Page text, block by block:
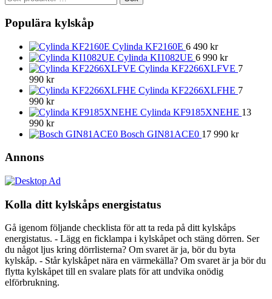
efter:
Populära kylskåp
Cylinda KF2160E 6 490 kr
Cylinda KI1082UE 6 990 kr
Cylinda KF2266XLFVE 7
990 kr
Cylinda KF2266XLFHE 7
990 kr
Cylinda KF9185XNEHE 13
990 kr
Bosch GIN81ACE0 17 990 kr
Annons
Kolla ditt kylskåps energistatus
Gå igenom följande checklista för att ta reda på ditt kylskåps
energistatus. - Lägg en ficklampa i kylskåpet och stäng dörren. Ser
du något ljus kring dörrlisterna? Om svaret är ja, bör du byta
kylskåp. - Står kylskåpet nära en värmekälla? Om svaret är ja bör du
flytta kylskåpet till en svalare plats för att undvika onödig
elförbrukning.